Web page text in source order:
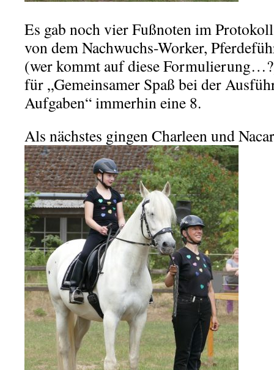
Es gab noch vier Fußnoten im
von dem Nachwuchs-Worker,
(wer kommt auf diese
für „Gemeinsamer Spaß bei der
Aufgaben“ immerhin eine 8.
Als nächstes gingen Charleen und